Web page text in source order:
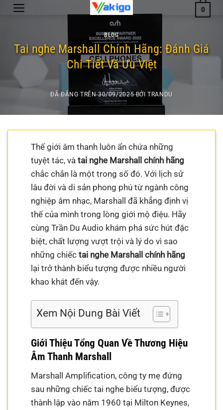
Chuyển
dung
0
BLOG
Tai nghe Marshall Chính Hãng: Đánh Giá
Chi Tiết Và Ưu Việt
ĐÃ ĐĂNG TRÊN30/09/2025 BỞITRANDU
Thế giới âm thanh luôn ẩn chứa những
tuyệt tác, vàtai nghe Marshall chính hãng
chắc chắn là một trong số đó. Với lịch sử
lâu đời và di sản phong phú từ ngành công
nghiệp âm nhạc, Marshall đã khẳng định vị
thế của mình trong lòng giới mộ điệu. Hãy
cùng Trần Du Audio khám phá sức hút đặc
biệt, chất lượng vượt trội và lý do vì sao
những chiếctai nghe Marshall chính hãng
lại trở thành biểu tượng được nhiều người
khao khát đến vậy.
Xem Nội Dung Bài Viết
Giới Thiệu Tổng Quan Về Thương Hiệu
Âm Thanh Marshall
Marshall Amplification, công ty mẹ đứng
sau những chiếc tai nghe biểu tượng, được
thành lập vào năm 1960 tại Milton Keynes,